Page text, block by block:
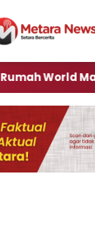
World